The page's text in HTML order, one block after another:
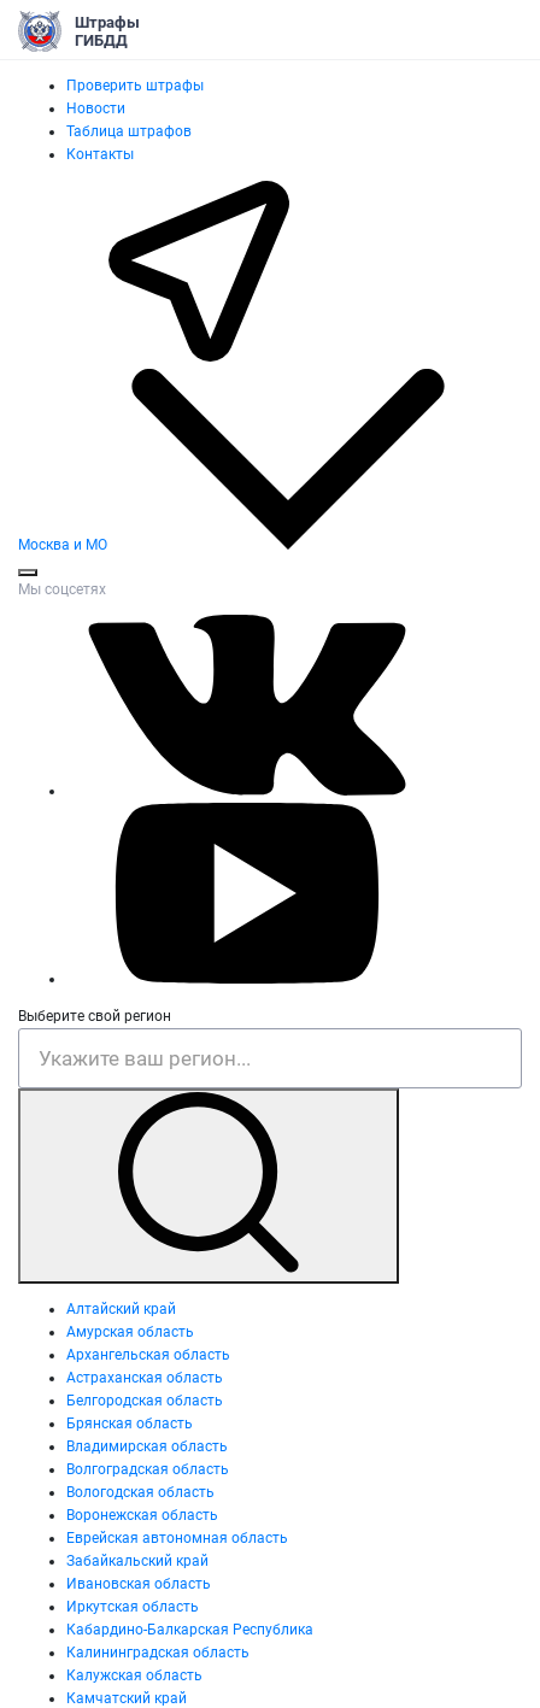
Штрафы
ГИБДД
Проверить штрафы
Новости
Таблица штрафов
Контакты
Москва и МО
Мы соцсетях
Выберите свой регион
Алтайский край
Амурская область
Архангельская область
Астраханская область
Белгородская область
Брянская область
Владимирская область
Волгоградская область
Вологодская область
Воронежская область
Еврейская автономная область
Забайкальский край
Ивановская область
Иркутская область
Кабардино-Балкарская Республика
Калининградская область
Калужская область
Камчатский край